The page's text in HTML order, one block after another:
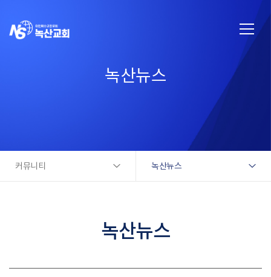
녹산뉴스
커뮤니티 녹산뉴스
녹산뉴스